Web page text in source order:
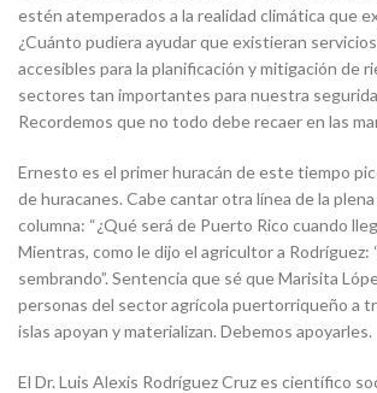
estén atemperados a la realidad climática que
¿Cuánto pudiera ayudar que existieran
accesibles para la planificación y mitigación de
sectores tan importantes para nuestra
Recordemos que no todo debe recaer en las
Ernesto es el primer huracán de este tiempo
de huracanes. Cabe cantar otra línea de la
columna: “¿Qué será de Puerto Rico cuando
Mientras, como le dijo el agricultor a Rodríguez:
sembrando”. Sentencia que sé que Marisita
personas del sector agrícola puertorriqueño a
islas apoyan y materializan. Debemos apoyarles.
El Dr. Luis Alexis Rodríguez Cruz es científico